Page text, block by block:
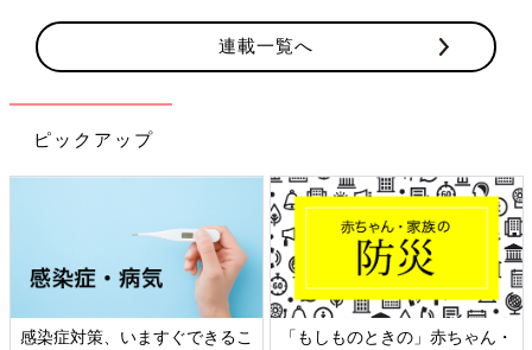
連載一覧へ
ピックアップ
ちゃん・
日本外来小児科学会リーフレッ
六星占術 細木かおり